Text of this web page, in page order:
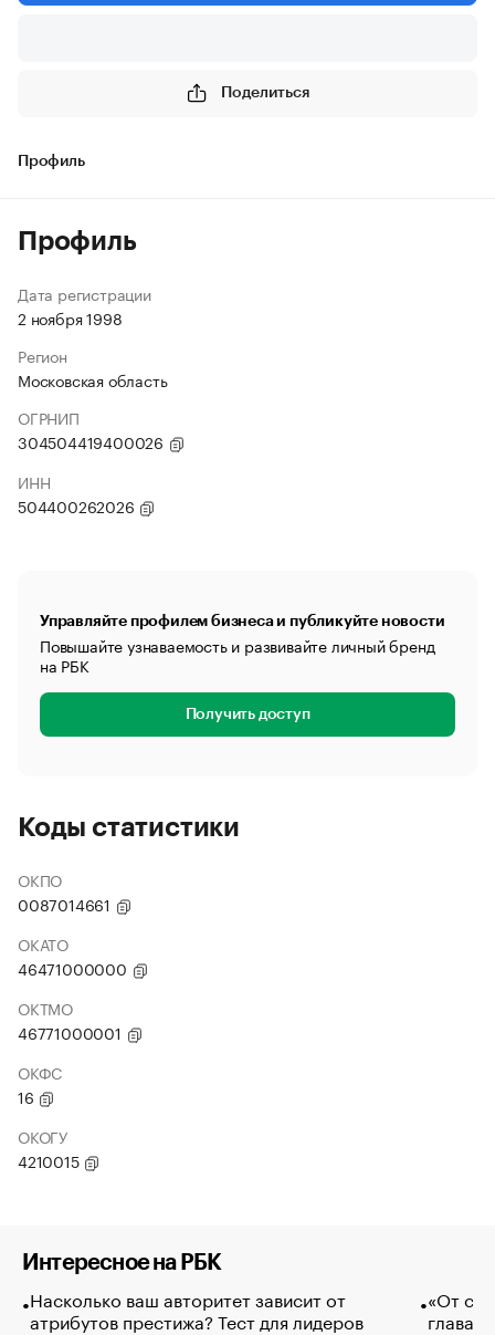
Поделиться
Профиль
Профиль
Дата регистрации
2 ноября 1998
Регион
Московская область
ОГРНИП
304504419400026
ИНН
504400262026
Управляйте профилем бизнеса и публикуйте новости
Повышайте узнаваемость и развивайте личный бренд
на РБК
Получить доступ
Коды статистики
ОКПО
0087014661
ОКАТО
46471000000
ОКТМО
46771000001
ОКФС
16
ОКОГУ
4210015
Интересное на РБК
Насколько ваш авторитет зависит от
атрибутов престижа? Тест для лидеров
«От
глава